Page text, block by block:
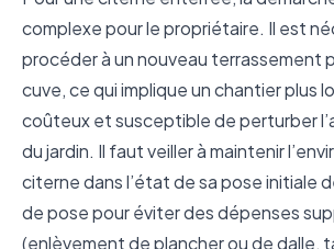
complexe pour le propriétaire. Il est
procéder à un nouveau terrassement
cuve, ce qui implique un chantier plus
coûteux et susceptible de perturber
du jardin. Il faut veiller à maintenir
citerne dans l’état de sa pose initiale
de pose pour éviter des dépenses
(enlèvement de plancher ou de dalle,